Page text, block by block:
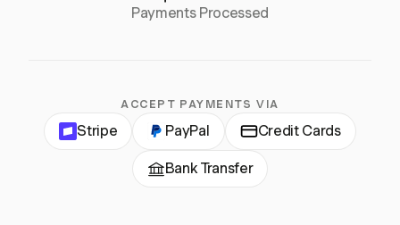
Payments Processed
ACCEPT PAYMENTS VIA
Stripe PayPal Credit Cards
Bank Transfer